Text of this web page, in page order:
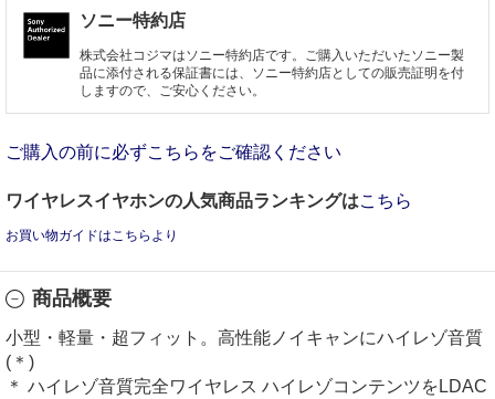
ソニー特約店
株式会社コジマはソニー特約店です。ご購入いただいたソニー製
品に添付される保証書には、ソニー特約店としての販売証明を付
しますので、ご安心ください。
ご購入の前に必ずこちらをご確認ください
ワイヤレスイヤホンの人気商品ランキングはこちら
お買い物ガイドはこちらより
商品概要
小型・軽量・超フィット。高性能ノイキャンにハイレゾ音質
(＊)
＊ ハイレゾ音質完全ワイヤレス ハイレゾコンテンツをLDAC